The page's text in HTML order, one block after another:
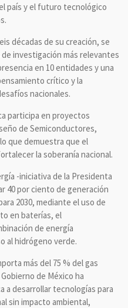
país y el futuro tecnológico
décadas de su creación, se
investigación más relevantes
en 10 entidades y una
crítico y la
nacionales.
participa en proyectos
de Semiconductores,
que demuestra que el
la soberanía nacional.
-iniciativa de la Presidenta
40 por ciento de generación
2030, mediante el uso de
en baterías, el
de energía
al hidrógeno verde.
más del 75 % del gas
de México ha
a desarrollar tecnologías para
sin impacto ambiental,